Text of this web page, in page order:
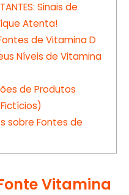
Sinais de
Atenta!
de Vitamina D
Níveis de Vitamina
de Produtos
sobre Fontes de
Vitamina